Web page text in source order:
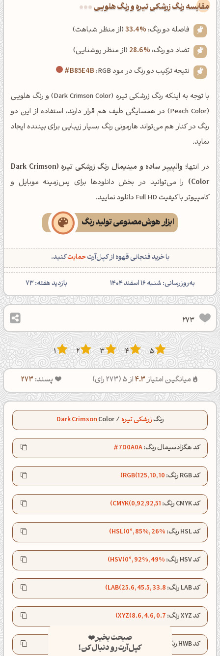
‌مقایسه رنگ زرشکی تیره و رنگ هلویی
فاصله دو رنگ: 33.4%(از منظر شباهت)
تضاد دو رنگ: 28.6% (از منظر روشنایی)
نتیجه ترکیب دو رنگ در مود RGB:
#B85E4B
با توجه به اینکه رنگ زرشکی تیره (Dark Crimson Color) و رنگ هلویی
(Peach Color) در همسایگی طیف هم قرار دارند، استفاده از این دو
رنگ در کنار هم می‌تواند هارمونی رنگ بسیار زیبایی برای بیننده ایجاد
نماید.
در انتها؛
والپیپر ساده و مینیمال رنگ زرشکی تیره (Dark Crimson
Color)
را می‌توانید در بخش دانلودها برای پس‌زمینه موبایل و
کامپیوتر با کیفیت Full HD دانلود نمایید.
ابزار هوش‌مصنوعی تولید رنگ
با خرید فنجانی قهوه از کپل‌آرتحمایتکنید.
‌به‌روزرسانی: شنبه 16 اسفند 1404 بازدید هفته:73
273
5
4
3
2
1
میانگین امتیاز4.3از 5 ( 273رای) پسند: 273
رنگزرشکی تیره/
Color
Dark Crimson
کد هگزادسیمال رنگ:#7D0A0A
کد RGB رنگ: RGB(125, 10, 10)
کد CMYK رنگ: CMYK(0,92,92,51)
کد HSL رنگ: HSL(0°, 85%, 26%)
کد HSV رنگ: HSV(0°, 92%, 49%)
کد LAB رنگ: LAB(25.6, 45.5, 33.8)
کد XYZ رنگ: XYZ(8.6, 4.6, 0.7)
کد HWB رنگ: HWB(0°, 4%, 51%)
صبحت بخیر❤️
کپل‌آرت رو دنبال کن!